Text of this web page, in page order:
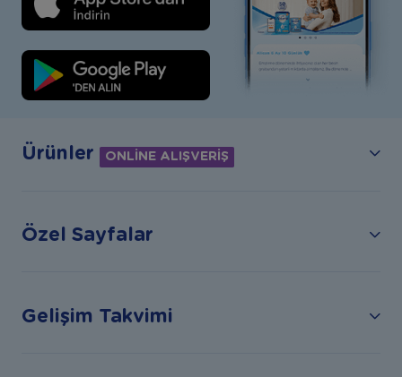
Ürünler ONLİNE ALIŞVERİŞ
Özel Sayfalar
Gelişim Takvimi